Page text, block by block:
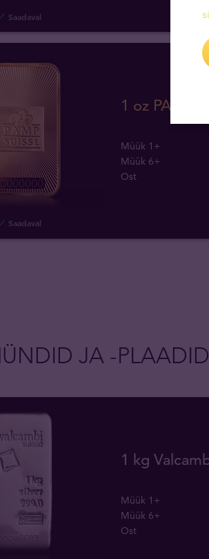
Saadaval
Saadaval
1 oz PAMP
Müük 1+
Müük 6+
Ost
JA -PLAADID
1 kg
Müük 1+
Müük 6+
Ost